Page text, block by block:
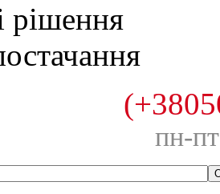
рішення
пн-